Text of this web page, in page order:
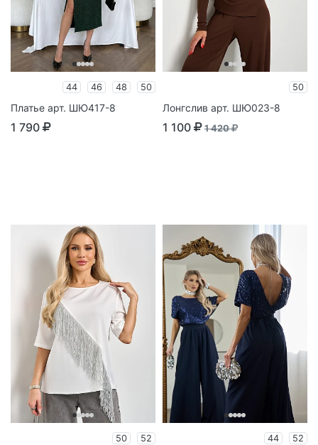
44 46 48 50
Платье арт. ШЮ417-8
1 790
50
Лонгслив арт. ШЮ023-8
1 100 1 420
50 52 44 52